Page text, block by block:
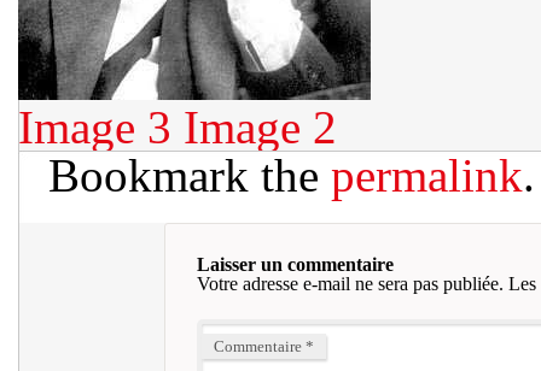
Image 3 Image 2
Bookmark the permalink.
Laisser un commentaire
Votre adresse e-mail ne sera pas publiée. Les
Commentaire *